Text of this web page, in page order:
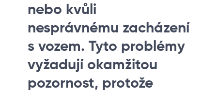
nebo kvůli
nesprávnému zacházení
s vozem. Tyto problémy
vyžadují okamžitou
pozornost, protože